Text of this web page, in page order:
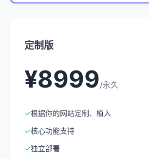
定制版
¥8999/永久
✓根据你的网站定制、植入
✓核心功能支持
✓独立部署